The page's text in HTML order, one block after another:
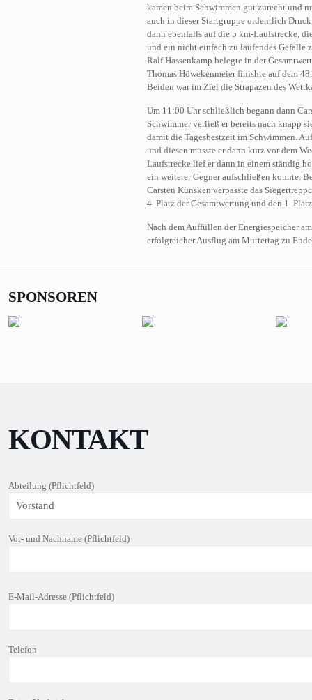
kamen beim Schwimmen gut zurecht und
auch in dieser Startgruppe ordentlich
dann ebenfalls auf die 5 km-Laufstrecke,
und ein nicht einfach zu laufendes Gefälle
Ralf Hassenkamp belegte in der
Thomas Höwekenmeier finishte auf dem
Beiden war im Ziel die Strapazen des
Um 11:00 Uhr schließlich begann dann
Schwimmer verließ er bereits nach knapp
damit die Tagesbestzeit im Schwimmen.
und diesen musste er dann kurz vor dem
Laufstrecke lief er dann in einem ständig
ein weiterer Gegner aufschließen konnte.
Carsten Künsken verpasste das
4. Platz der Gesamtwertung und den 1.
Nach dem Auffüllen der Energiespeicher
erfolgreicher Ausflug am Muttertag zu
SPONSOREN
KONTAKT
Abteilung (Pflichtfeld)
Vor- und Nachname (Pflichtfeld)
i
l
E-Mail-Adresse (Pflichtfeld)
Telefon